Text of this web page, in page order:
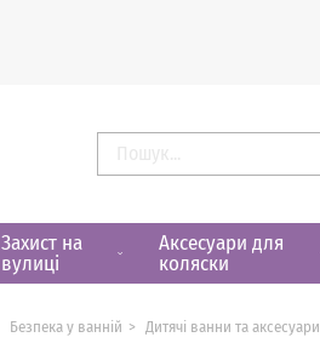
Захист на
вулиці
Аксесуари для
коляски
Безпека у ванній Дитячі ванни та аксесуари